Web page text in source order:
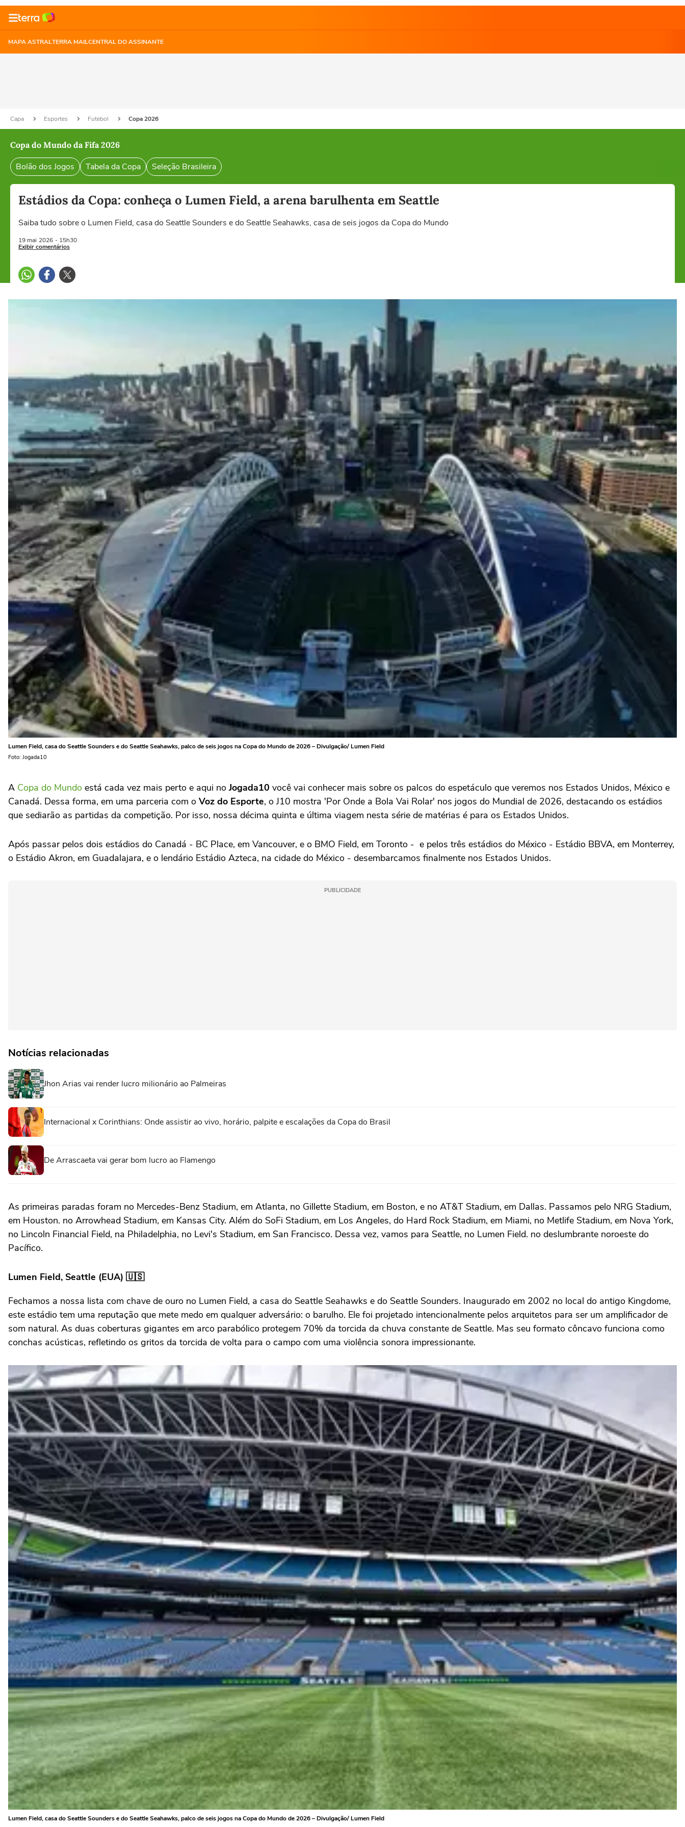
MAPA ASTRALTERRA MAILCENTRAL DO ASSINANTE
Capa Esportes Futebol Copa 2026
Copa do Mundo da Fifa 2026
Bolão dos Jogos Tabela da Copa Seleção Brasileira
Estádios da Copa: conheça o Lumen Field, a arena barulhenta em Seattle
Saiba tudo sobre o Lumen Field, casa do Seattle Sounders e do Seattle Seahawks, casa de seis jogos da Copa do Mundo
19 mai 2026 - 15h30
Exibir comentários
Lumen Field, casa do Seattle Sounders e do Seattle Seahawks, palco de seis jogos na Copa do Mundo de 2026 – Divulgação/ Lumen Field
Foto: Jogada10
A Copa do Mundo está cada vez mais perto e aqui no Jogada10 você vai conhecer mais sobre os palcos do espetáculo que veremos nos Estados Unidos, México e
Canadá. Dessa forma, em uma parceria com o Voz do Esporte, o J10 mostra 'Por Onde a Bola Vai Rolar' nos jogos do Mundial de 2026, destacando os estádios
que sediarão as partidas da competição. Por isso, nossa décima quinta e última viagem nesta série de matérias é para os Estados Unidos.
Após passar pelos dois estádios do Canadá - BC Place, em Vancouver, e o BMO Field, em Toronto - e pelos três estádios do México - Estádio BBVA, em Monterrey,
o Estádio Akron, em Guadalajara, e o lendário Estádio Azteca, na cidade do México - desembarcamos finalmente nos Estados Unidos.
PUBLICIDADE
Notícias relacionadas
Jhon Arias vai render lucro milionário ao Palmeiras
Internacional x Corinthians: Onde assistir ao vivo, horário, palpite e escalações da Copa do Brasil
De Arrascaeta vai gerar bom lucro ao Flamengo
As primeiras paradas foram no Mercedes-Benz Stadium, em Atlanta, no Gillette Stadium, em Boston, e no AT&T Stadium, em Dallas. Passamos pelo NRG Stadium,
em Houston. no Arrowhead Stadium, em Kansas City. Além do SoFi Stadium, em Los Angeles, do Hard Rock Stadium, em Miami, no Metlife Stadium, em Nova York,
no Lincoln Financial Field, na Philadelphia, no Levi's Stadium, em San Francisco. Dessa vez, vamos para Seattle, no Lumen Field. no deslumbrante noroeste do
Pacífico.
Lumen Field, Seattle (EUA) 🇺🇸
Fechamos a nossa lista com chave de ouro no Lumen Field, a casa do Seattle Seahawks e do Seattle Sounders. Inaugurado em 2002 no local do antigo Kingdome,
este estádio tem uma reputação que mete medo em qualquer adversário: o barulho. Ele foi projetado intencionalmente pelos arquitetos para ser um amplificador de
som natural. As duas coberturas gigantes em arco parabólico protegem 70% da torcida da chuva constante de Seattle. Mas seu formato côncavo funciona como
conchas acústicas, refletindo os gritos da torcida de volta para o campo com uma violência sonora impressionante.
Lumen Field, casa do Seattle Sounders e do Seattle Seahawks, palco de seis jogos na Copa do Mundo de 2026 – Divulgação/ Lumen Field